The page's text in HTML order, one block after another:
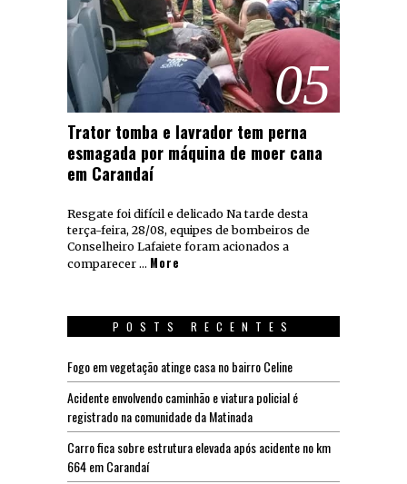
05
Trator tomba e lavrador tem perna
esmagada por máquina de moer cana
em Carandaí
Resgate foi difícil e delicado Na tarde desta
terça-feira, 28/08, equipes de bombeiros de
Conselheiro Lafaiete foram acionados a
comparecer … More
POSTS RECENTES
Fogo em vegetação atinge casa no bairro Celine
Acidente envolvendo caminhão e viatura policial é
registrado na comunidade da Matinada
Carro fica sobre estrutura elevada após acidente no km
664 em Carandaí